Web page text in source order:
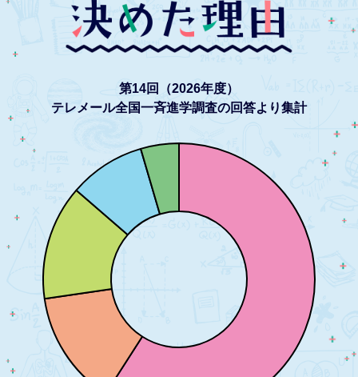
第14回（2026年度）
テレメール全国一斉進学調査の回答より集計